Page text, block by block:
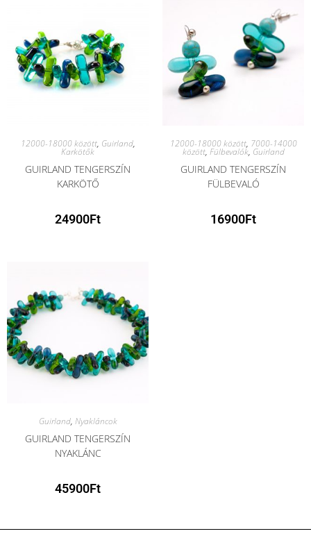
12000-18000 között, Guirland,
Karkötők
GUIRLAND TENGERSZÍN
KARKÖTŐ
24900Ft
12000-18000 között, 7000-14000
között, Fülbevalók, Guirland
GUIRLAND TENGERSZÍN
FÜLBEVALÓ
16900Ft
Guirland, Nyakláncok
GUIRLAND TENGERSZÍN
NYAKLÁNC
45900Ft